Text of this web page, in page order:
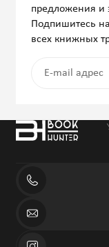
предложения и
Подпишитесь
всех книжных